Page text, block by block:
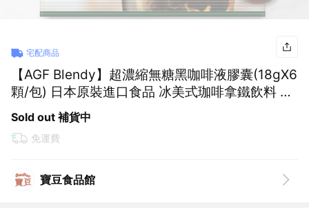
宅配商品
【AGF Blendy】超濃縮無糖黑咖啡液膠囊(18gX6
顆/包) 日本原裝進口食品 冰美式珈啡拿鐵飲料 常
溫保存快速沖泡 速溶手沖球 星座禮物 男女友禮物
生日禮物 長輩禮物 同事禮物 送禮食物
Sold out 補貨中
免運費
寶豆食品館